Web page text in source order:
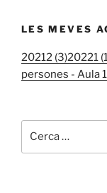
LES MEVES
20212 (3)20221
persones - Aula